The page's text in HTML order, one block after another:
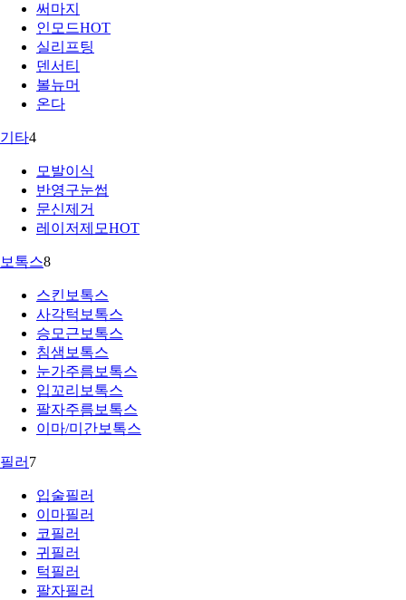
써마지
인모드HOT
실리프팅
덴서티
볼뉴머
온다
기타4
모발이식
반영구눈썹
문신제거
레이저제모HOT
보톡스8
스킨보톡스
사각턱보톡스
승모근보톡스
침샘보톡스
눈가주름보톡스
입꼬리보톡스
팔자주름보톡스
이마/미간보톡스
필러 7
입술필러
이마필러
코필러
귀필러
턱필러
팔자필러